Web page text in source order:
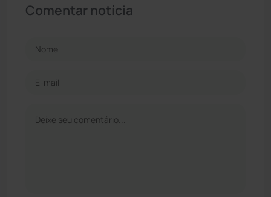
Comentar notícia